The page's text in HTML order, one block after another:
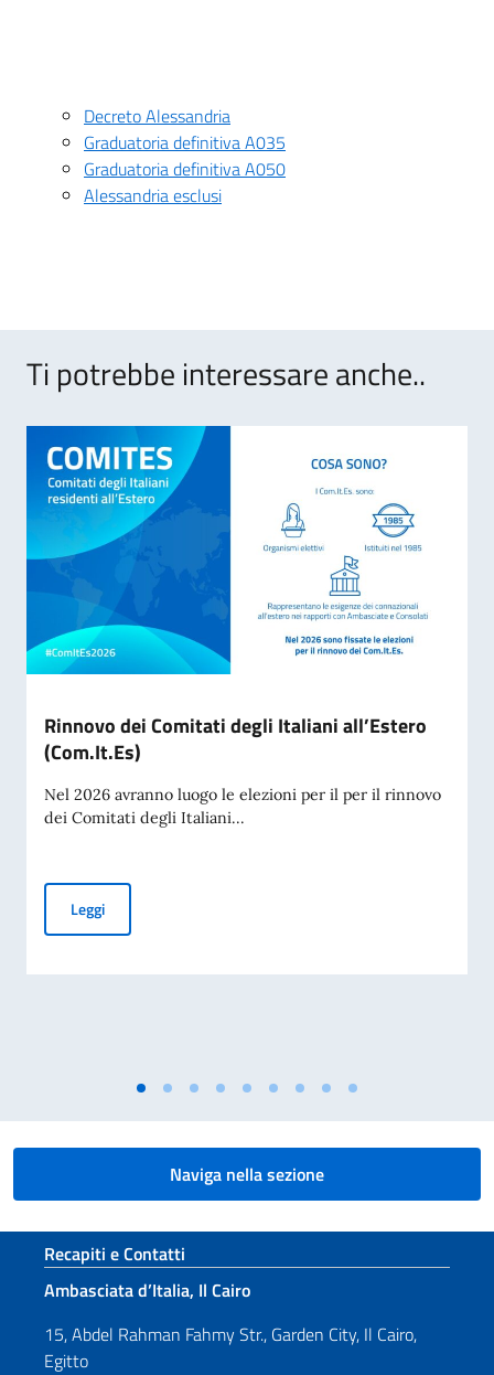
Decreto Alessandria
Graduatoria definitiva A035
Graduatoria definitiva A050
Alessandria esclusi
Ti potrebbe interessare anche..
Rinnovo dei Comitati degli Italiani all’Estero
(Com.It.Es)
Nel 2026 avranno luogo le elezioni per il per il rinnovo
dei Comitati degli Italiani...
LeggiRinnovo dei Comitati degli Italiani all’Estero (Com.It.Es)
Naviga nella sezione
Sezione footer
Recapiti e Contatti
Ambasciata d’Italia, Il Cairo
15, Abdel Rahman Fahmy Str., Garden City, Il Cairo,
Egitto